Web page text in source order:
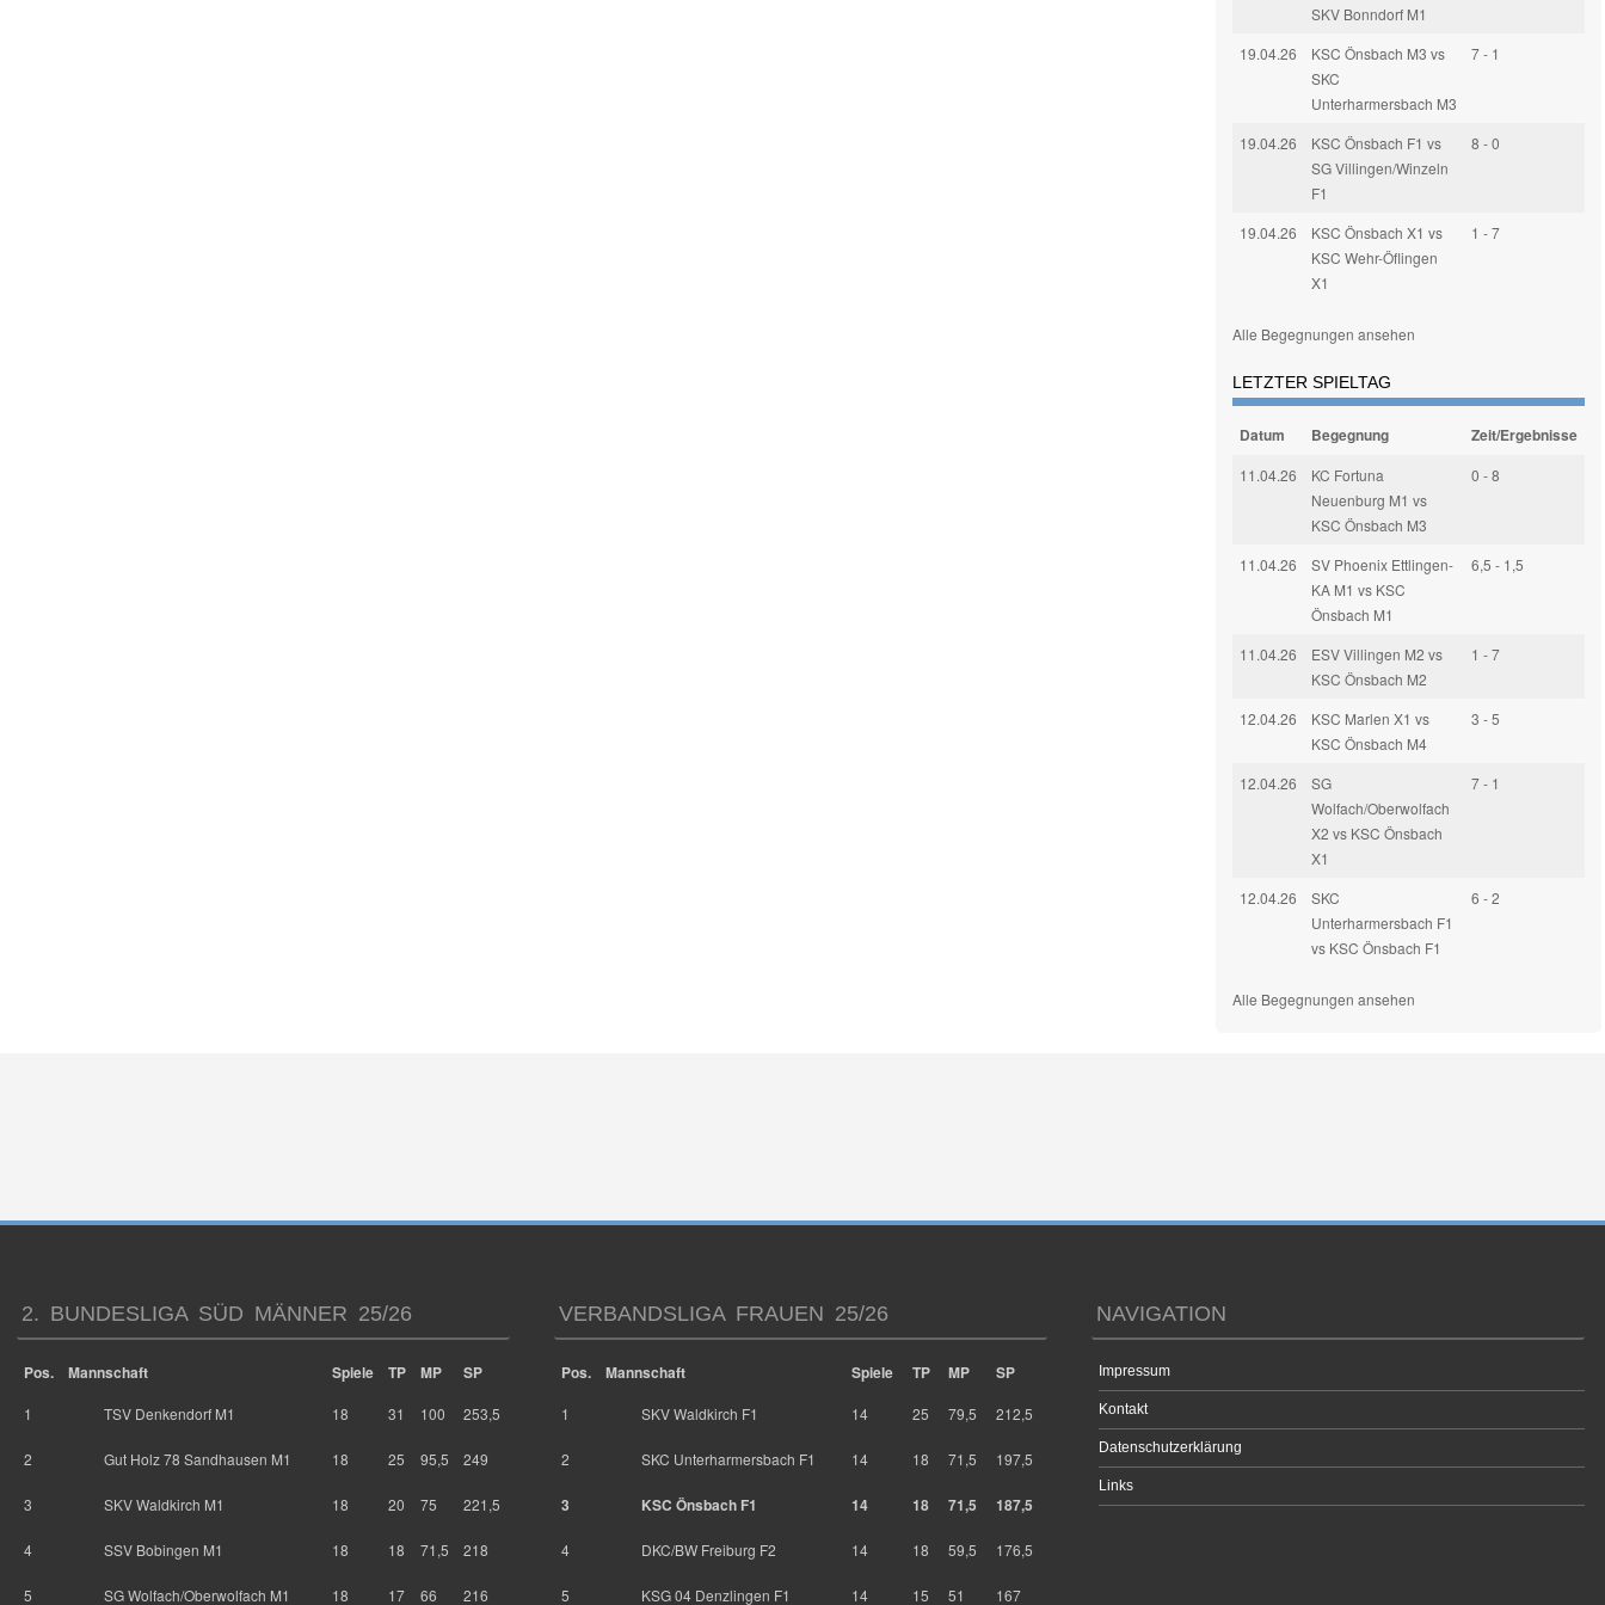
SKV Bonndorf M1
19.04.26
KSC Önsbach M3 vs
SKC
Unterharmersbach M3
7 - 1
19.04.26
KSC Önsbach F1 vs
SG Villingen/Winzeln
F1
8 - 0
19.04.26
KSC Önsbach X1 vs
KSC Wehr-Öflingen
X1
1 - 7
Alle Begegnungen ansehen
LETZTER SPIELTAG
Datum Begegnung Zeit/Ergebnisse
11.04.26
KC Fortuna
Neuenburg M1 vs
KSC Önsbach M3
0 - 8
11.04.26
SV Phoenix Ettlingen-
KA M1 vs KSC
Önsbach M1
6,5 - 1,5
11.04.26
ESV Villingen M2 vs
KSC Önsbach M2
1 - 7
12.04.26
KSC Marlen X1 vs
KSC Önsbach M4
3 - 5
12.04.26
SG
Wolfach/Oberwolfach
X2 vs KSC Önsbach
X1
7 - 1
12.04.26
SKC
Unterharmersbach F1
vs KSC Önsbach F1
6 - 2
Alle Begegnungen ansehen
2. BUNDESLIGA SÜD MÄNNER 25/26
Pos. Mannschaft Spiele TP MP SP
1 TSV Denkendorf M1 18 31 100 253,5
2 Gut Holz 78 Sandhausen M1 18 25 95,5 249
3 SKV Waldkirch M1 18 20 75 221,5
4 SSV Bobingen M1 18 18 71,5 218
5 SG Wolfach/Oberwolfach M1 18 17 66 216
VERBANDSLIGA FRAUEN 25/26
Pos. Mannschaft Spiele TP MP SP
1 SKV Waldkirch F1 14 25 79,5 212,5
2 SKC Unterharmersbach F1 14 18 71,5 197,5
3 KSC Önsbach F1 14 18 71,5 187,5
4 DKC/BW Freiburg F2 14 18 59,5 176,5
5 KSG 04 Denzlingen F1 14 15 51 167
NAVIGATION
Impressum
Kontakt
Datenschutzerklärung
Links